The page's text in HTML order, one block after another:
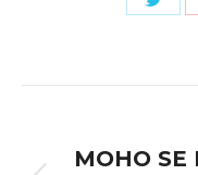
X
entre
MOHO SE